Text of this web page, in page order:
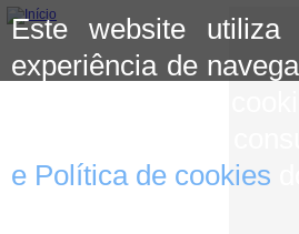
Este website utiliza
experiência de
e Política de cookies